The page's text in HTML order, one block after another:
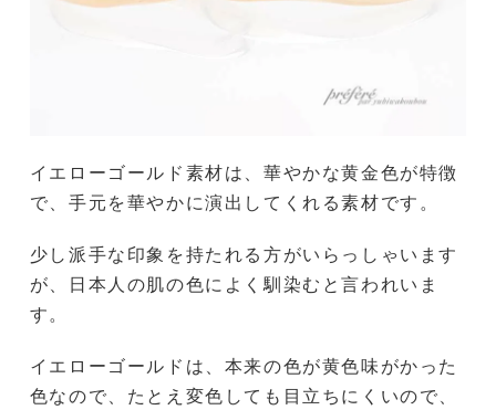
イエローゴールド素材は、華やかな黄金色が特徴
で、手元を華やかに演出してくれる素材です。
少し派手な印象を持たれる方がいらっしゃいます
が、日本人の肌の色によく馴染むと言われいま
す。
イエローゴールドは、本来の色が黄色味がかった
色なので、たとえ変色しても目立ちにくいので、